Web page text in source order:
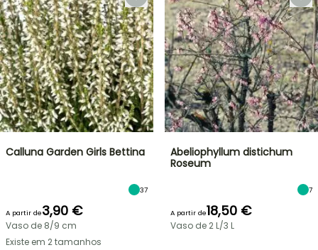
Calluna Garden Girls Bettina
37
A partir de3,90 €
Vaso de 8/9 cm
Existe em 2 tamanhos
Abeliophyllum distichum
Roseum
7
A partir de18,50 €
Vaso de 2 L/3 L